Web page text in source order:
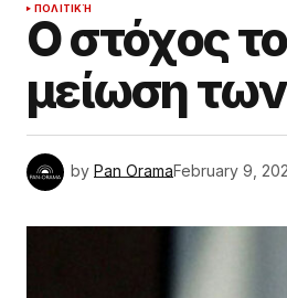
ΠΟΛΙΤΙΚΉ
Ο στόχος
μείωση
by Pan OramaFebruary 9,